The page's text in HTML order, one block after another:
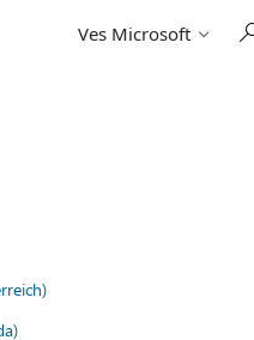
Ves Microsoft